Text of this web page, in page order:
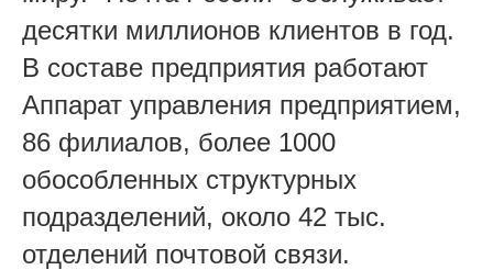
десятки миллионов клиентов в год.
В составе предприятия работают
Аппарат управления предприятием,
86 филиалов, более 1000
обособленных структурных
подразделений, около 42 тыс.
отделений почтовой связи.